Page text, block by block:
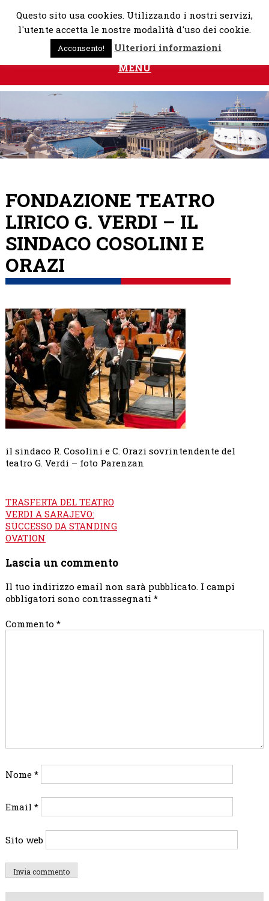
Skip
MENU
FONDAZIONE TEATRO
LIRICO G. VERDI – IL
SINDACO COSOLINI E
ORAZI
il sindaco R. Cosolini e C. Orazi sovrintendente del
teatro G. Verdi – foto Parenzan
Navigazione
articoli
TRASFERTA DEL TEATRO
VERDI A SARAJEVO:
SUCCESSO DA STANDING
OVATION
Lascia un commento
Il tuo indirizzo email non sarà pubblicato. I campi
obbligatori sono contrassegnati *
Commento *
Nome *
Email *
Sito web
Questo sito usa cookies. Utilizzando i nostri servizi,
l'utente accetta le nostre modalità d'uso dei cookie.
Acconsento! Ulteriori informazioni